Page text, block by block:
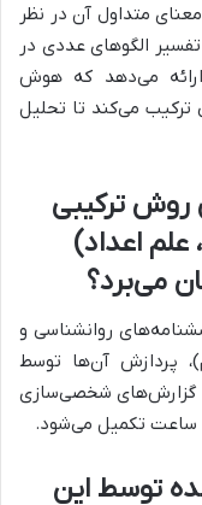
متداول آن در نظر
الگوهای عددی در
ارائه می‌دهد که هوش
ترکیب می‌کند تا تحلیل
روش ترکیبی
اعداد)
می‌برد؟
روانشناسی و
پردازش آن‌ها توسط
گزارش‌های شخصی‌سازی
ساعت تکمیل می‌شود.
توسط این